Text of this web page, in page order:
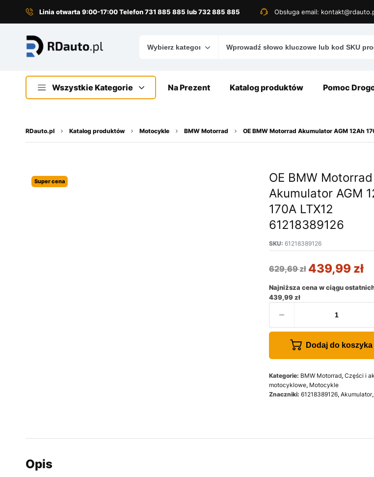
Linia otwarta 9:00-17:00 Telefon 731 885 885 lub 732 885 885 Obsługa email:
Wszystkie Kategorie Na Prezent Katalog produktów Pomoc
RDauto.pl Katalog produktów Motocykle BMW Motorrad OE BMW Motorrad Akumulator AGM 12Ah
Super cena
OE BMW Motorrad
Akumulator AGM
170A LTX12
61218389126
SKU: 61218389126
629,69zł 439,99 zł
Najniższa cena w ciągu
439,99zł
Dodaj do koszyka
Kategorie: BMW Motorrad, Części i
motocyklowe, Motocykle
Znaczniki: 61218389126, Akumulator,
Opis